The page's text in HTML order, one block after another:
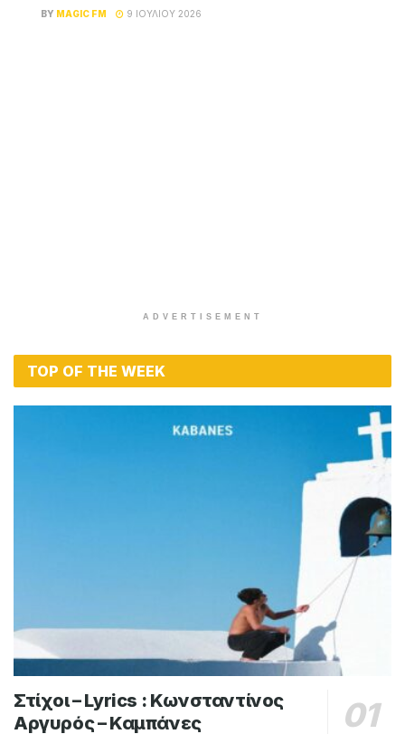
BY MAGIC FM 9 ΙΟΥΛΊΟΥ 2026
ADVERTISEMENT
TOP OF THE WEEK
Στίχοι – Lyrics : Κωνσταντίνος
Αργυρός – Καμπάνες